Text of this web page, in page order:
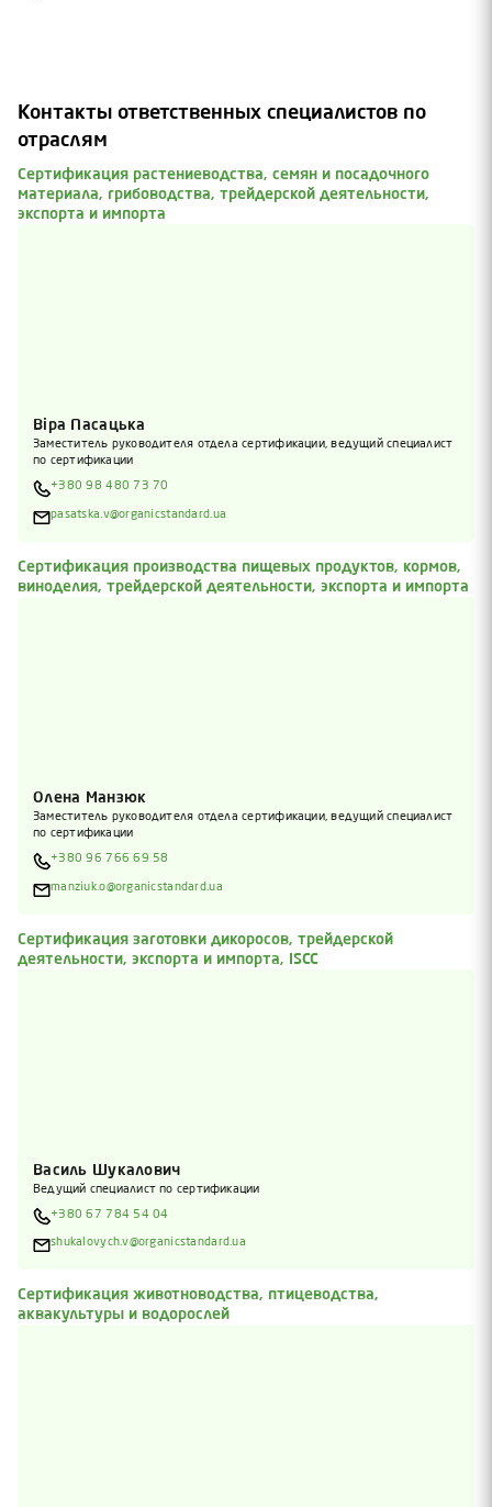
Контакты ответственных специалистов по
отраслям
Сертификация растениеводства, семян и посадочного
материала, грибоводства, трейдерской деятельности,
экспорта и импорта
Віра Пасацька
Заместитель руководителя отдела сертификации, ведущий специалист
по сертификации
+380 98 480 73 70
pasatska.v@organicstandard.ua
Сертификация производства пищевых продуктов, кормов,
виноделия, трейдерской деятельности, экспорта и импорта
Олена Манзюк
Заместитель руководителя отдела сертификации, ведущий специалист
по сертификации
+380 96 766 69 58
manziuk.o@organicstandard.ua
Сертификация заготовки дикоросов, трейдерской
деятельности, экспорта и импорта, ISCC
Василь Шукалович
Ведущий специалист по сертификации
+380 67 784 54 04
shukalovych.v@organicstandard.ua
Сертификация животноводства, птицеводства,
аквакультуры и водорослей